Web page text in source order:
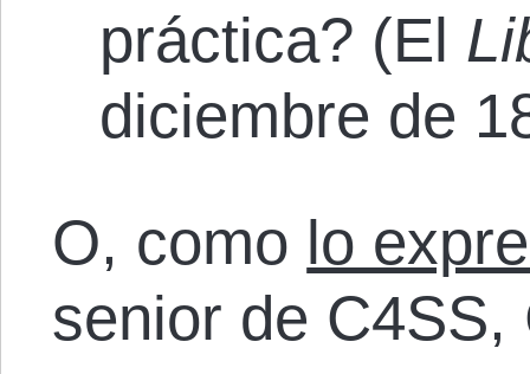
práctica? (El
diciembre de
O, como lo
senior de